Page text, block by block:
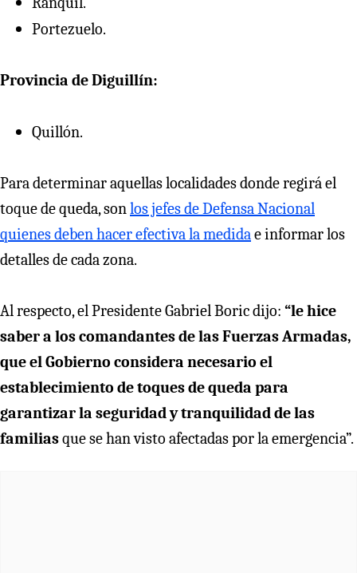
Portezuelo.
Provincia de Diguillín:
Quillón.
Para determinar aquellas localidades donde regirá el
toque de queda, sonlos jefes de Defensa Nacional
quienes deben hacer efectiva la medidae informar los
detalles de cada zona.
Al respecto, el Presidente Gabriel Boric dijo: “le hice
saber a los comandantes de las Fuerzas Armadas,
que el Gobierno considera necesario el
establecimiento de toques de queda para
garantizar la seguridad y tranquilidad de las
familiasque se han visto afectadas por la emergencia”.